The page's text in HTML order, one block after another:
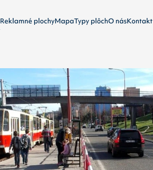
Reklamné plochyMapaTypy plôchO násKontakt